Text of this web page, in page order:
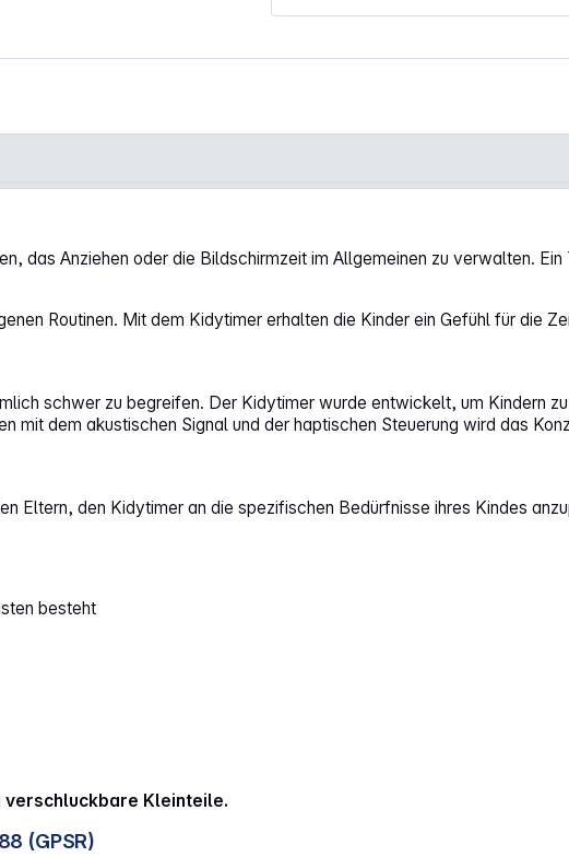
das Anziehen oder die Bildschirmzeit im Allgemeinen zu verwalten. Ein
Routinen. Mit dem Kidytimer erhalten die Kinder ein Gefühl für die
schwer zu begreifen. Der Kidytimer wurde entwickelt, um Kindern
mit dem akustischen Signal und der haptischen Steuerung wird das
Eltern, den Kidytimer an die spezifischen Bedürfnisse ihres Kindes
besteht
verschluckbare Kleinteile.
(GPSR)